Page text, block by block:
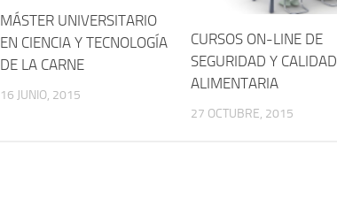
MÁSTER UNIVERSITARIO
EN CIENCIA Y TECNOLOGÍA
DE LA CARNE
16 JUNIO, 2015
CURSOS ON-LINE DE
SEGURIDAD Y CALIDAD
ALIMENTARIA
27 OCTUBRE, 2015